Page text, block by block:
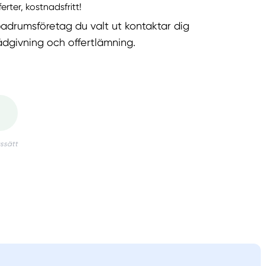
kostnadsfritt!
du valt ut kontaktar dig
och offertlämning.